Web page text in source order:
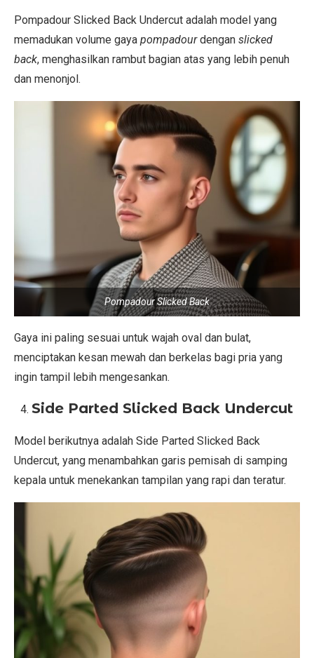
Pompadour Slicked Back Undercut adalah model yang
memadukan volume gaya pompadourdengan slicked
back, menghasilkan rambut bagian atas yang lebih penuh
dan menonjol.
Pompadour Slicked Back
Gaya ini paling sesuai untuk wajah oval dan bulat,
menciptakan kesan mewah dan berkelas bagi pria yang
ingin tampil lebih mengesankan.
Side Parted Slicked Back Undercut
Model berikutnya adalah Side Parted Slicked Back
Undercut, yang menambahkan garis pemisah di samping
kepala untuk menekankan tampilan yang rapi dan teratur.